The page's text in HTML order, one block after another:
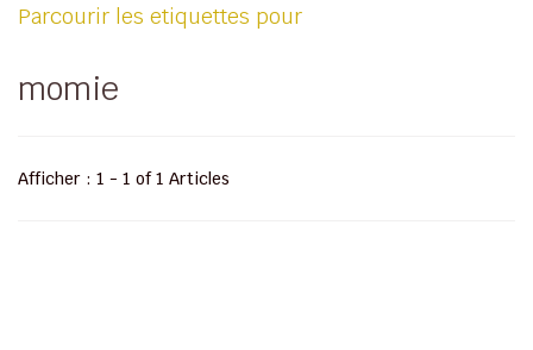
Parcourir les etiquettes pour
momie
Afficher : 1 - 1 of 1 Articles